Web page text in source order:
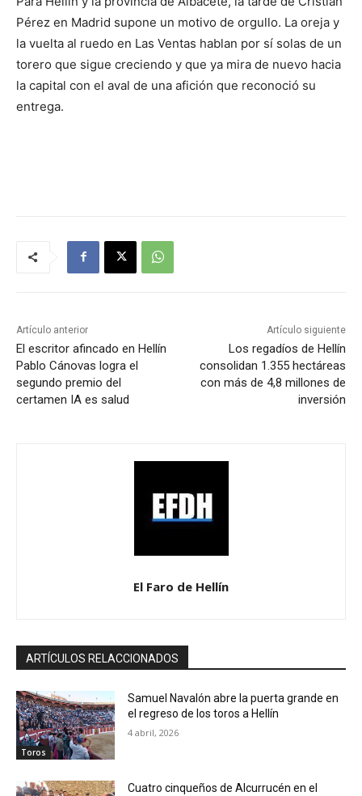
Pérez en Madrid supone un motivo de orgullo. La oreja y
la vuelta al ruedo en Las Ventas hablan por sí solas de un
torero que sigue creciendo y que ya mira de nuevo hacia
la capital con el aval de una afición que reconoció su
entrega.
Artículo anterior
El escritor afincado en Hellín
Pablo Cánovas logra el
segundo premio del
certamen IA es salud
Artículo siguiente
Los regadíos de Hellín
consolidan 1.355 hectáreas
con más de 4,8 millones de
inversión
El Faro de Hellín
ARTÍCULOS RELACCIONADOS
Toros
Samuel Navalón abre la puerta grande en
el regreso de los toros a Hellín
4 abril, 2026
Cuatro cinqueños de Alcurrucén en el